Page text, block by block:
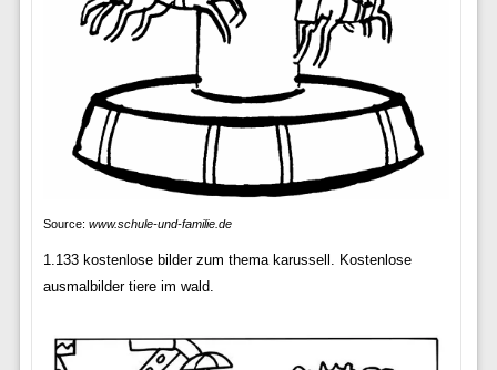
Source: www.schule-und-familie.de
1.133 kostenlose bilder zum thema karussell. Kostenlose
ausmalbilder tiere im wald.